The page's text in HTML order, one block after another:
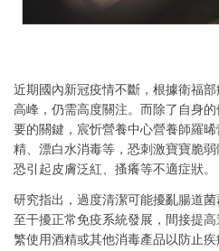
近期國內新冠疫情不斷，根據衛福
高峰，仍需高度關注。而除了自身
要的關鍵，宸忻營養中心營養師羅
精、漂白水消毒等，恐刺激寶寶脆
恐引起皮膚泛紅、搔癢等不適症狀。
研究指出，過度清潔可能擾亂腸道
至干擾正常免疫系統發展，間接提
繁使用酒精或其他消毒產品以防止